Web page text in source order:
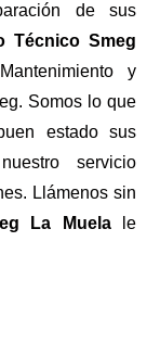
de sus
Técnico Smeg
y
Somos lo que
estado sus
servicio
Llámenos sin
La Muelale